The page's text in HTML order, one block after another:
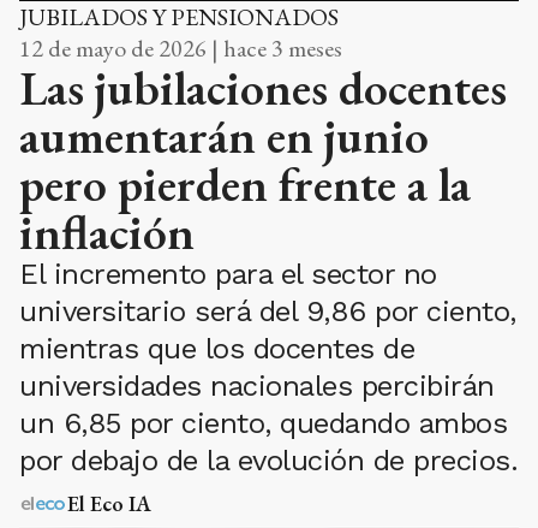
JUBILADOS Y PENSIONADOS
12 de mayo de 2026 | hace 3 meses
Las jubilaciones docentes
aumentarán en junio
pero pierden frente a la
inflación
El incremento para el sector no
universitario será del 9,86 por ciento,
mientras que los docentes de
universidades nacionales percibirán
un 6,85 por ciento, quedando ambos
por debajo de la evolución de precios.
El Eco IA